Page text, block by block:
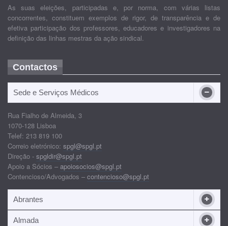
As suas eleições, participadas e, por norma, com várias listas
concorrentes, constituem exemplos de rigor, de transparência e de
efetiva participação dos professores, educadores e investigadores na
definição das linhas mestras da ação sindical.
Contactos
Sede e Serviços Médicos
Rua Fialho de Almeida, 3
1070-128 Lisboa
Telef: 213 819 100
Correio eletrónico: spgl@spgl.pt
Direção - spgldir@spgl.pt
Apoio a Sócios – apoiosocios@spgl.pt
Contencioso/Advogados – contencioso@spgl.pt
Abrantes
Almada